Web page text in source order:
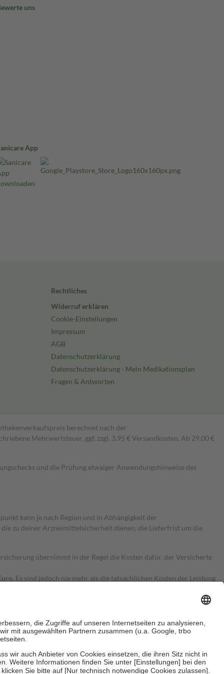
uns
App
Rechtliches
Widerruf erklären
Cookie-Einstellungen
Impressum
AGB
Datenschutzerklärung
Datenschutzerklärung - Mein Medikationsplan
Fragen & Antworten
berechnet nach der
Mehrwertsteuer, ggf. zzgl. 3,95 € Versandkosten. Ab 29,00 €
und die Prüfung etwaiger Anwendungshinweise des
kann je nach Region und in Abhängigkeit der
zu deiner Arzneimittelsicherheit dienen, die Lieferfrist um die
übernimmt in der Regel die Kosten dafür, der Versicherte
Es sind jedoch nie mehr als die tatsächlichen Kosten der Leistung
Zuzahlungen an bei: